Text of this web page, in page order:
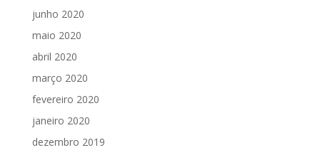
junho 2020
maio 2020
abril 2020
março 2020
fevereiro 2020
janeiro 2020
dezembro 2019